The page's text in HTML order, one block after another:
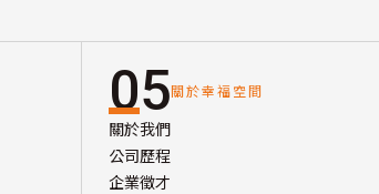
05關於幸福空間
關於我們
公司歷程
企業徵才